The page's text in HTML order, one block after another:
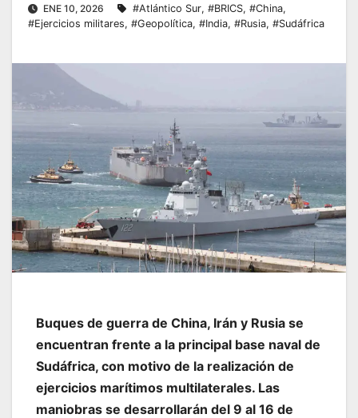
ENE 10, 2026 #Atlántico Sur, #BRICS, #China,
#Ejercicios militares, #Geopolítica, #India, #Rusia, #Sudáfrica
Buques de guerra de China, Irán y Rusia se
encuentran frente a la principal base naval de
Sudáfrica, con motivo de la realización de
ejercicios marítimos multilaterales. Las
maniobras se desarrollarán del 9 al 16 de